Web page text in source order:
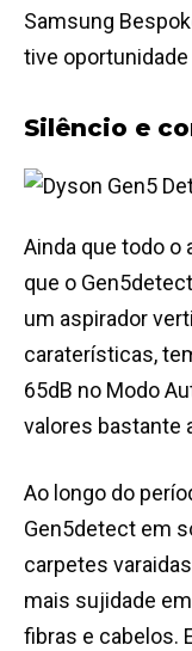
Samsung
tive
Silêncio e
Ainda que todo o
que o
um aspirador
caraterísticas,
65dB no Modo
valores bastante
Ao longo do
Gen5detect em
carpetes
mais sujidade
fibras e cabelos.